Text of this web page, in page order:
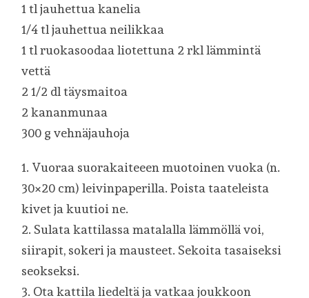
1 tl jauhettua kanelia
1/4 tl jauhettua neilikkaa
1 tl ruokasoodaa liotettuna 2 rkl lämmintä
vettä
2 1/2 dl täysmaitoa
2 kananmunaa
300 g vehnäjauhoja
1. Vuoraa suorakaiteeen muotoinen vuoka (n.
30×20 cm) leivinpaperilla. Poista taateleista
kivet ja kuutioi ne.
2. Sulata kattilassa matalalla lämmöllä voi,
siirapit, sokeri ja mausteet. Sekoita tasaiseksi
seokseksi.
3. Ota kattila liedeltä ja vatkaa joukkoon